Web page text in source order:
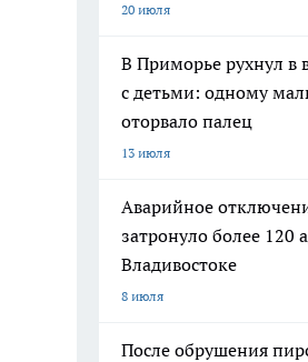
20 июля
В Приморье рухнул в
с детьми: одному
оторвало палец
13 июля
Аварийное
затронуло более 120
Владивостоке
8 июля
После обрушения